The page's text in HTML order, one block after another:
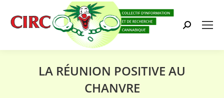
Search:
LA RÉUNION POSITIVE AU
CHANVRE